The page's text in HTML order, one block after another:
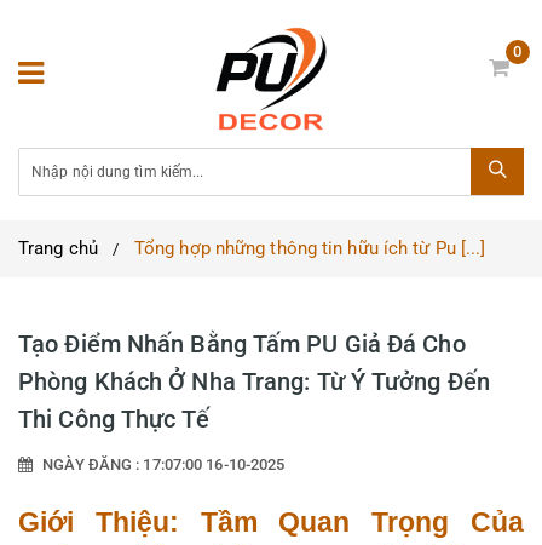
0
Trang chủ Tổng hợp những thông tin hữu ích từ Pu [...]
Tạo Điểm Nhấn Bằng Tấm PU Giả Đá Cho
Phòng Khách Ở Nha Trang: Từ Ý Tưởng Đến
Thi Công Thực Tế
NGÀY ĐĂNG : 17:07:00 16-10-2025
Giới Thiệu: Tầm Quan Trọng Của